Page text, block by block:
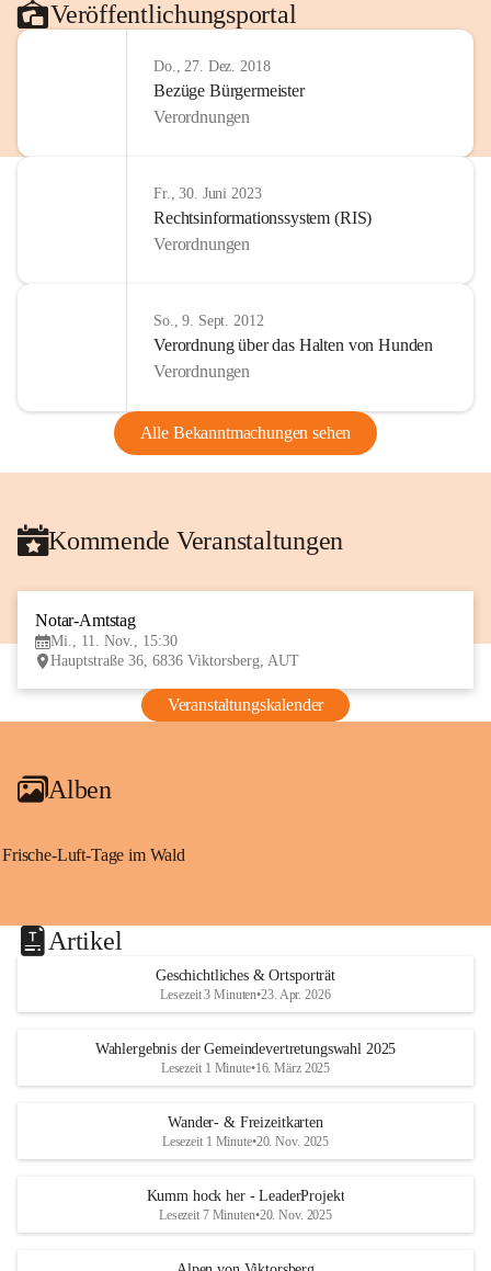
Veröffentlichungsportal
Do., 27. Dez. 2018
Bezüge Bürgermeister
Verordnungen
Fr., 30. Juni 2023
Rechtsinformationssystem (RIS)
Verordnungen
So., 9. Sept. 2012
Verordnung über das Halten von Hunden
Verordnungen
Alle Bekanntmachungen sehen
Kommende Veranstaltungen
Notar-Amtstag
Mi., 11. Nov., 15:30
Hauptstraße 36, 6836 Viktorsberg, AUT
Veranstaltungskalender
Alben
Frische-Luft-Tage im Wald
Artikel
Geschichtliches & Ortsporträt
Lesezeit 3 Minuten•23. Apr. 2026
Wahlergebnis der Gemeindevertretungswahl 2025
Lesezeit 1 Minute•16. März 2025
Wander- & Freizeitkarten
Lesezeit 1 Minute•20. Nov. 2025
Kumm hock her - LeaderProjekt
Lesezeit 7 Minuten•20. Nov. 2025